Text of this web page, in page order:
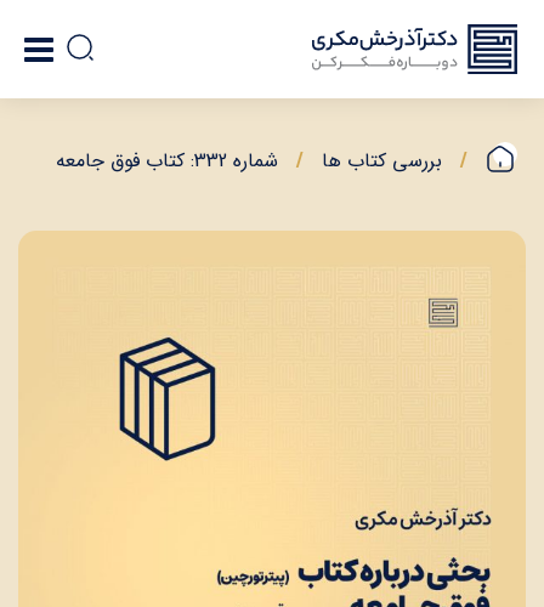
بررسی کتاب ها شماره 332: کتاب فوق جامعه